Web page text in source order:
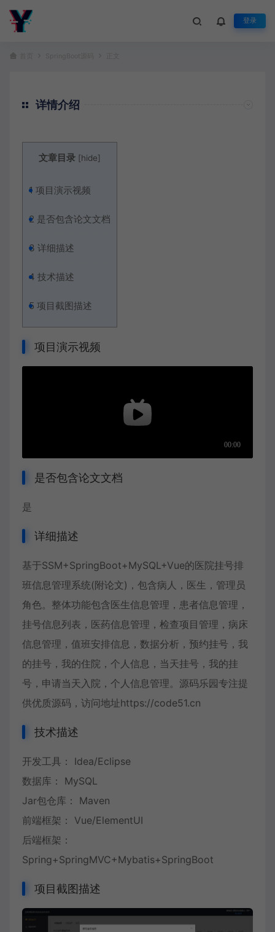
登录
详情介绍
文章目录 [hide]
1 项目演示视频
2 是否包含论文文档
3 详细描述
4 技术描述
5 项目截图描述
项目演示视频
是否包含论文文档
是
详细描述
基于SSM+SpringBoot+MySQL+Vue的医院挂号排
班信息管理系统(附论文)，包含病人，医生，管理员
角色。整体功能包含医生信息管理，患者信息管理，
挂号信息列表，医药信息管理，检查项目管理，病床
信息管理，值班安排信息，数据分析，预约挂号，我
的挂号，我的住院，个人信息，当天挂号，我的挂
号，申请当天入院，个人信息管理。源码乐园专注提
供优质源码，访问地址https://code51.cn
技术描述
开发工具： Idea/Eclipse
数据库： MySQL
Jar包仓库： Maven
前端框架： Vue/ElementUI
后端框架：
Spring+SpringMVC+Mybatis+SpringBoot
项目截图描述